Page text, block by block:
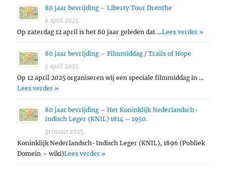
80 jaar bevrijding – Liberty Tour Drenthe
6 april 2025
Op zaterdag 12 april is het 80 jaar geleden dat …Lees verder »
80 jaar bevrijding – Filmmiddag / Trails of Hope
5 april 2025
Op 12 april 2025 organiseren wij een speciale filmmiddag in …
Lees verder »
80 jaar bevrijding – Het Koninklijk Nederlandsch-
Indisch Leger (KNIL) 1814 – 1950.
31 maart 2025
Koninklijk Nederlandsch-Indisch Leger (KNIL), 1896 (Publiek
Domein – wiki)Lees verder »